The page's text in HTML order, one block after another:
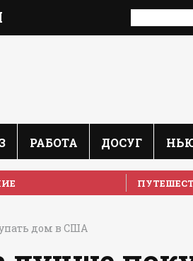
РАБОТА ДОСУГ
дом в США